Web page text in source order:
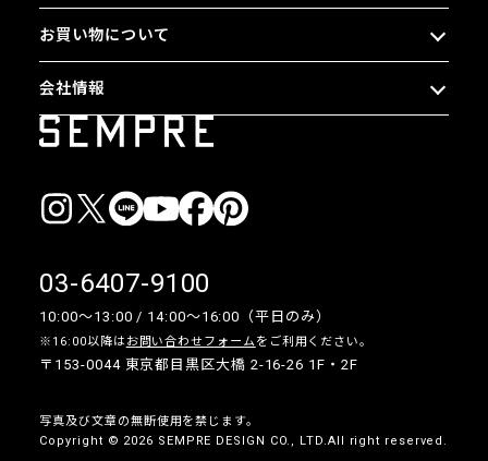
お買い物について
会社情報
03-6407-9100
10:00〜13:00 / 14:00〜16:00（平日のみ）
※16:00以降は お問い合わせフォームをご利用ください。
〒153-0044 東京都目黒区大橋 2-16-26 1F・2F
写真及び文章の無断使用を禁じます。
Copyright © 2026 SEMPRE DESIGN CO., LTD.All right reserved.